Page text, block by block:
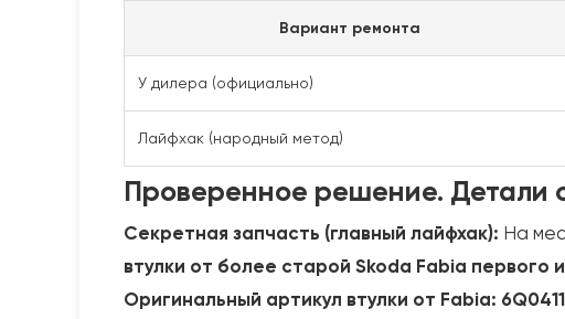
Вариант ремонта
У дилера (официально)
Лайфхак (народный метод)
Проверенное решение. Детали
Секретная запчасть (главный лайфхак): На
втулки от более старой Skoda Fabia первого
Оригинальный артикул втулки от Fabia: